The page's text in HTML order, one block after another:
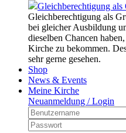
Gleichberechtigung als
Gleichberechtigung als
bei gleicher Ausbildung
dieselben Chancen
Kirche zu bekommen.
sehr gerne gesehen.
Shop
News & Events
Meine Kirche
Neuanmeldung / Login